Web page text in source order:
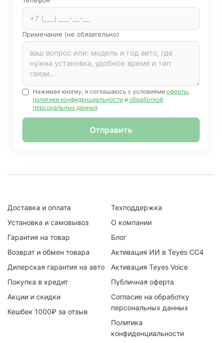
Примечание (не обязательно)
Нажимая кнопку, я соглашаюсь с условиями оферты,
политики конфиденциальности и обработкой
персональных данных
Отправить
Доставка и оплата
Установка и самовывоз
Гарантия на товар
Возврат и обмен товара
Дилерская гарантия на авто
Покупка в кредит
Акции и скидки
Кешбек 1000₽ за отзыв
Техподдержка
О компании
Блог
Активация ИИ в Teyes CC4
Активация Teyes Voice
Публичная оферта
Согласие на обработку
персональных данных
Политика
конфиденциальности